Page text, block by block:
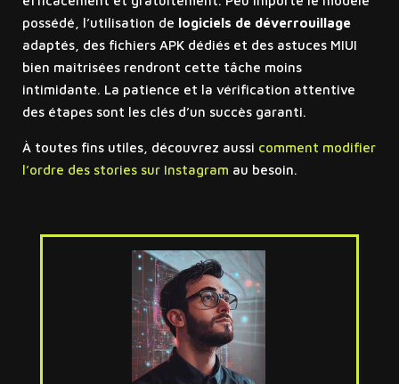
possédé, l’utilisation de logiciels de déverrouillage
adaptés, des fichiers APK dédiés et des astuces MIUI
bien maîtrisées rendront cette tâche moins
intimidante. La patience et la vérification attentive
des étapes sont les clés d’un succès garanti.
À toutes fins utiles, découvrez aussi comment modifier
l’ordre des stories sur Instagram au besoin.